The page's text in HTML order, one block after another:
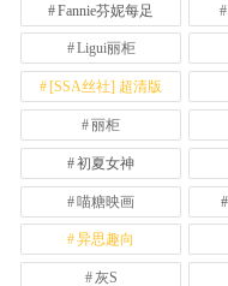
Fannie芬妮每足
Ligui丽柜
[SSA丝社] 超清版
丽柜
初夏女神
喵糖映画
异思趣向
灰S